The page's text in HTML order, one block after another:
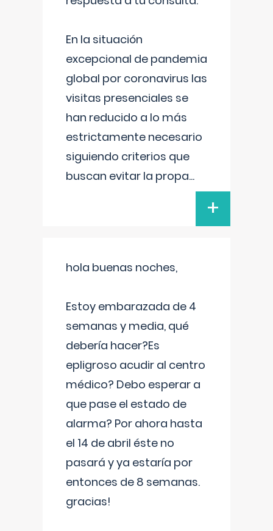
En la situación
excepcional de pandemia
global por coronavirus las
visitas presenciales se
han reducido a lo más
estrictamente necesario
siguiendo criterios que
buscan evitar la propa...
+
hola buenas noches,
Estoy embarazada de 4
semanas y media, qué
debería hacer?Es
epligroso acudir al centro
médico? Debo esperar a
que pase el estado de
alarma? Por ahora hasta
el 14 de abril éste no
pasará y ya estaría por
entonces de 8 semanas.
gracias!